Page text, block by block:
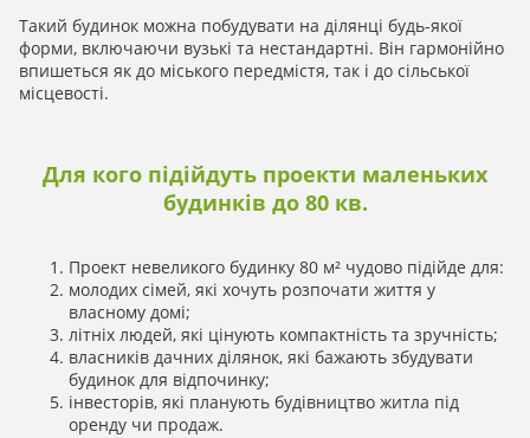
Такий будинок можна побудувати на ділянці будь-якої
форми, включаючи вузькі та нестандартні. Він гармонійно
впишеться як до міського передмістя, так і до сільської
місцевості.
Для кого підійдуть проекти маленьких
будинків до 80 кв.
Проект невеликого будинку 80 м² чудово підійде для:
молодих сімей, які хочуть розпочати життя у
власному домі;
літніх людей, які цінують компактність та зручність;
власників дачних ділянок, які бажають збудувати
будинок для відпочинку;
інвесторів, які планують будівництво житла під
оренду чи продаж.